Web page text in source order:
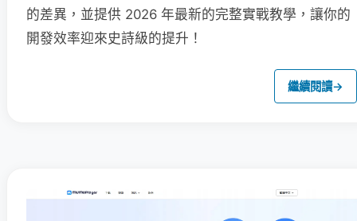
的差異，並提供 2026 年最新的完整實戰教學，讓你的
開發效率迎來史詩級的提升！
繼續閱讀→